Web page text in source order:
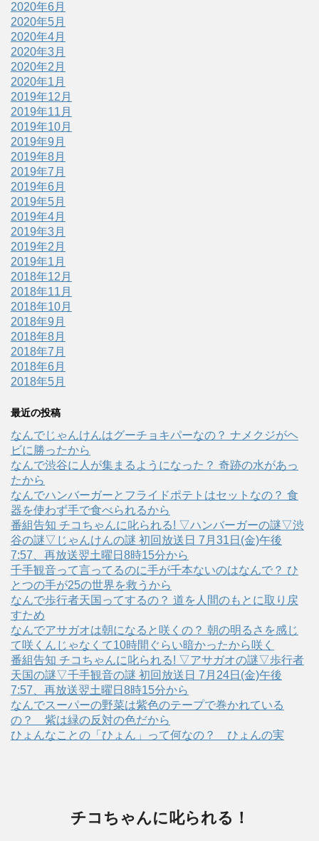
2020年6月
2020年5月
2020年4月
2020年3月
2020年2月
2020年1月
2019年12月
2019年11月
2019年10月
2019年9月
2019年8月
2019年7月
2019年6月
2019年5月
2019年4月
2019年3月
2019年2月
2019年1月
2018年12月
2018年11月
2018年10月
2018年9月
2018年8月
2018年7月
2018年6月
2018年5月
最近の投稿
なんでじゃんけんはグーチョキパーなの？ ナメクジがヘ
ビに勝ったから
なんで渋谷に人が集まるようになった？ 奇跡の水があっ
たから
なんでハンバーガーとフライドポテトはセットなの？ 食
器を使わず手で食べられるから
番組告知 チコちゃんに叱られる! ▽ハンバーガーの謎▽渋
谷の謎▽じゃんけんの謎 初回放送日 7月31日(金)午後
7:57、再放送翌土曜日8時15分から
千手観音って言ってるのに手が千本ないのはなんで？ ひ
とつの手が25の世界を救うから
なんで歩行者天国ってするの？ 道を人間のもとに取り戻
すため
なんでアサガオは朝になると咲くの？ 朝の明るさを感じ
て咲くんじゃなくて10時間ぐらい暗かったから咲く
番組告知 チコちゃんに叱られる! ▽アサガオの謎▽歩行者
天国の謎▽千手観音の謎 初回放送日 7月24日(金)午後
7:57、再放送翌土曜日8時15分から
なんでスーパーの野菜は紫色のテープで巻かれている
の？ 紫は緑の反対の色だから
ひょんなことの「ひょん」って何なの？ ひょんの実
チコちゃんに叱られる！